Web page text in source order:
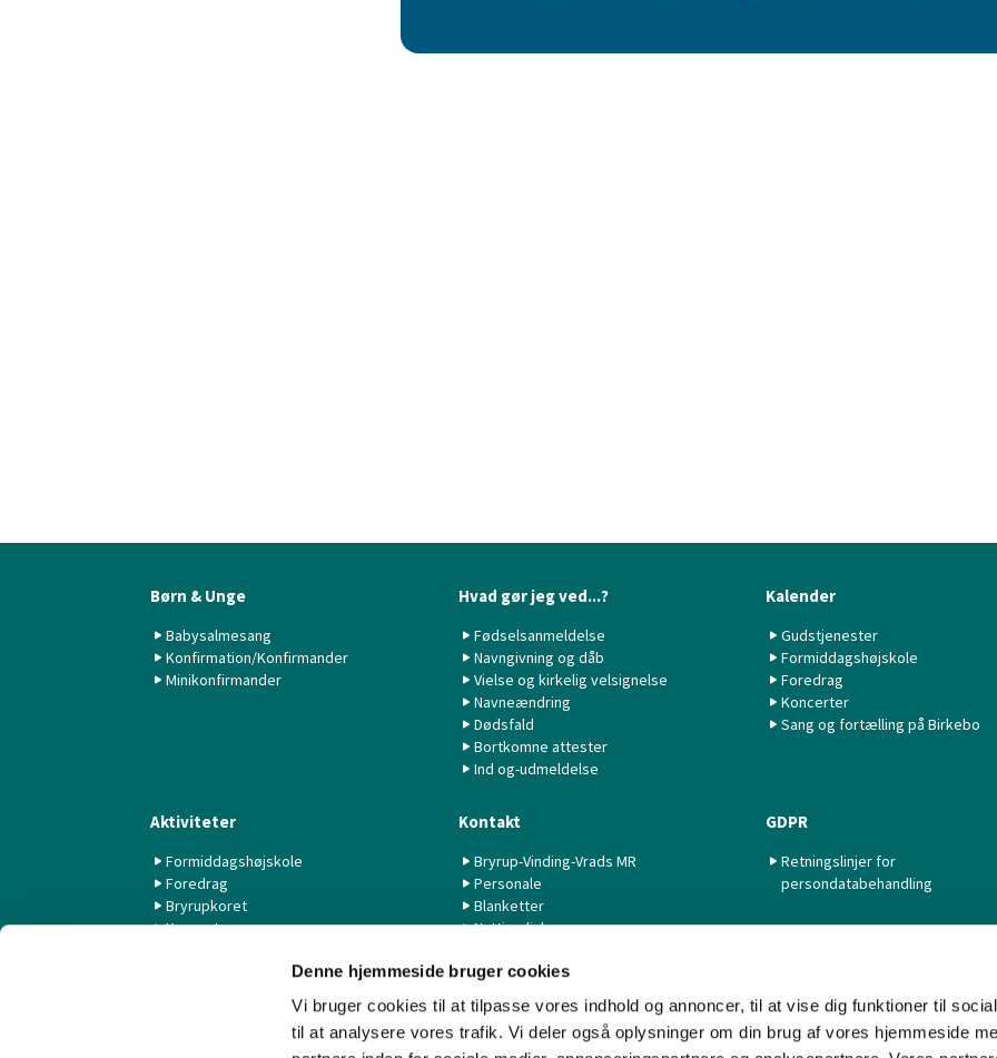
Denne hjemmeside bruger cookies
Vi bruger cookies til at tilpasse vores indhold og annoncer, til at vise dig funktioner til
til at analysere vores trafik. Vi deler også oplysninger om din brug af vores hjemmeside
Børn & Unge
Babysalmesang
Konfirmation/Konfirmander
Minikonfirmander
Hvad gør jeg ved...?
Fødselsanmeldelse
Navngivning og dåb
Vielse og kirkelig velsignelse
Navneændring
Dødsfald
Bortkomne attester
Ind og-udmeldelse
Kalender
Gudstjenester
Formiddagshøjskole
Foredrag
Koncerter
Sang og fortælling på Birkebo
Aktiviteter
Formiddagshøjskole
Foredrag
Bryrupkoret
Koncerter
Livestream fra Aarhus Universitet
Kontakt
Bryrup-Vinding-Vrads MR
Personale
Blanketter
Nyttige links
GDPR
Retningslinjer for
persondatabehandling